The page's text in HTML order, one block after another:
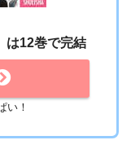
は12巻で完結
い！